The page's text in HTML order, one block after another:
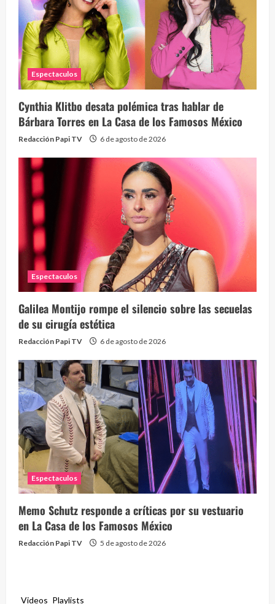
Espectaculos
Cynthia Klitbo desata polémica tras hablar de
Bárbara Torres en La Casa de los Famosos México
Redacción Papi TV 6 de agosto de 2026
Espectaculos
Galilea Montijo rompe el silencio sobre las secuelas
de su cirugía estética
Redacción Papi TV 6 de agosto de 2026
Espectaculos
Memo Schutz responde a críticas por su vestuario
en La Casa de los Famosos México
Redacción Papi TV 5 de agosto de 2026
Videos Playlists